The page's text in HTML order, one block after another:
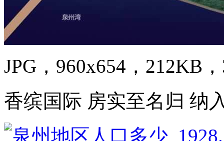
JPG，960x654，212KB
香缤国际 房实至名归 纳